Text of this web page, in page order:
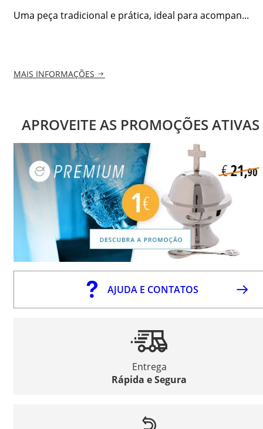
Uma peça tradicional e prática, ideal para acompan...
MAIS INFORMAÇÕES
APROVEITE AS PROMOÇÕES ATIVAS
AJUDA E CONTATOS
Entrega
Rápida e Segura